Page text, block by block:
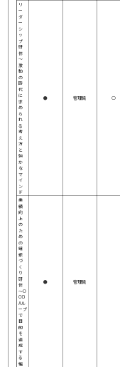
リ
ー
ダ
ー
シ
ッ
プ
研
修
～
激
動
の
時
代
に
求
め
ら
れ
る
考
え
方
と
強
か
な
マ
イ
ン
ド
● 管理職 ○
業
績
向
上
の
た
め
の
組
織
づ
く
り
研
修
～O
OD
Aル
ープ
で
目
的
を
達
成
す
る
編
● 管理職